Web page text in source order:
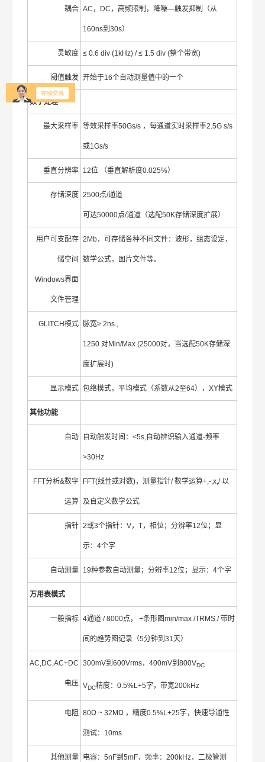
耦合 AC，DC，高频限制，降噪—触发抑制（从
160ns到30s）
灵敏度 ≤ 0.6 div (1kHz) / ≤ 1.5 div (整个带宽)
阈值触发 开始于16个自动测量值中的一个
数字处理
最大采样率 等效采样率50Gs/s ，每通道实时采样率2.5G s/s
或1Gs/s
垂直分辨率 12位 （垂直解析度0.025%）
存储深度 2500点/通道
可达50000点/通道（选配50K存储深度扩展）
用户可支配存
储空间
Windows界面
文件管理
2Mb，可存储各种不同文件：波形，组态设定，
数学公式，图片文件等。
GLITCH模式 脉宽≥ 2ns ,
1250 对Min/Max (25000对，当选配50K存储深
度扩展时)
显示模式 包络模式，平均模式（系数从2至64），XY模式
其他功能
自动 自动触发时间：<5s,自动辨识输入通道-频率
>30Hz
FFT分析&数字
运算
FFT(线性或对数)，测量指针/ 数学运算+,-,x,/ 以
及自定义数学公式
指针 2或3个指针：V，T，相位；分辨率12位；显
示：4个字
自动测量 19种参数自动测量；分辨率12位；显示：4个字
万用表模式
一般指标 4通道 / 8000点， +条形图min/max /TRMS / 带时
间的趋势图记录（5分钟到31天）
AC,DC,AC+DC
电压
300mV到600Vrms，400mV到800VDC
VDC精度：0.5%L+5字，带宽200kHz
电阻 80Ω ~ 32MΩ ，精度0.5%L+25字，快速导通性
测试：10ms
其他测量 电容：5nF到5mF，频率：200kHz，二极管测